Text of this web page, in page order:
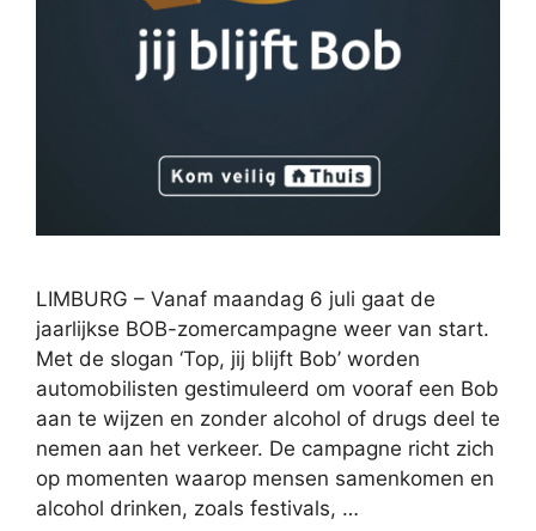
LIMBURG – Vanaf maandag 6 juli gaat de
jaarlijkse BOB-zomercampagne weer van start.
Met de slogan ‘Top, jij blijft Bob’ worden
automobilisten gestimuleerd om vooraf een Bob
aan te wijzen en zonder alcohol of drugs deel te
nemen aan het verkeer. De campagne richt zich
op momenten waarop mensen samenkomen en
alcohol drinken, zoals festivals, …